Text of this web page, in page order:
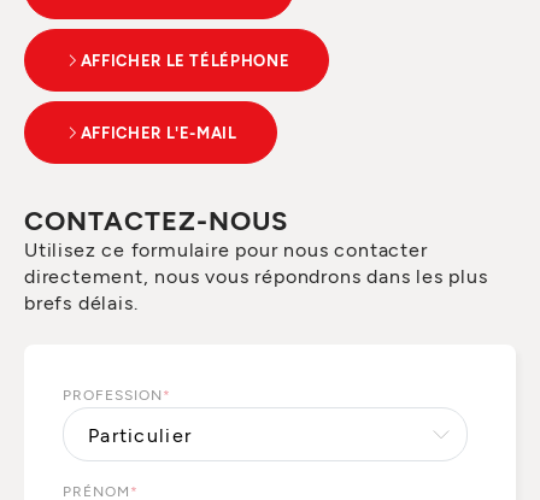
AFFICHER LE TÉLÉPHONE
AFFICHER L'E-MAIL
CONTACTEZ-NOUS
Utilisez ce formulaire pour nous contacter
directement, nous vous répondrons dans les plus
brefs délais.
PROFESSION *
PRÉNOM *